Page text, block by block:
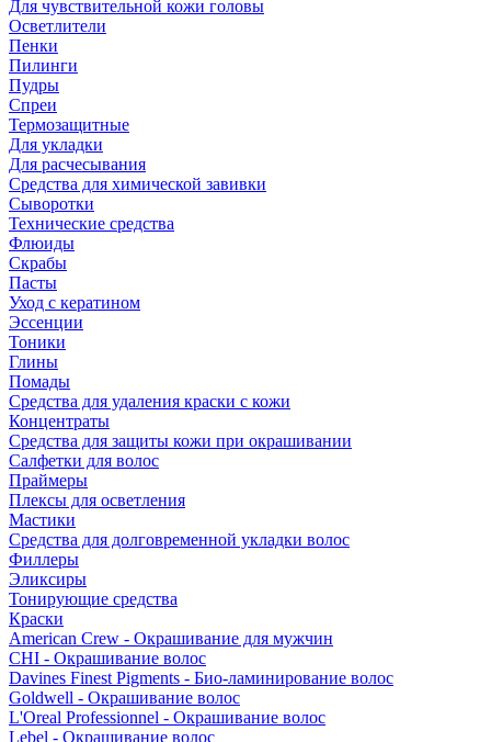
Для чувствительной кожи головы
Осветлители
Пенки
Пилинги
Пудры
Спреи
Термозащитные
Для укладки
Для расчесывания
Средства для химической завивки
Сыворотки
Технические средства
Флюиды
Скрабы
Пасты
Уход с кератином
Эссенции
Тоники
Глины
Помады
Средства для удаления краски с кожи
Концентраты
Средства для защиты кожи при окрашивании
Салфетки для волос
Праймеры
Плексы для осветления
Мастики
Средства для долговременной укладки волос
Филлеры
Эликсиры
Тонирующие средства
Краски
American Crew - Окрашивание для мужчин
CHI - Окрашивание волос
Davines Finest Pigments - Био-ламинирование волос
Goldwell - Окрашивание волос
L'Oreal Professionnel - Окрашивание волос
Lebel - Окрашивание волос